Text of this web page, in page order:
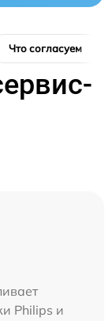
Что согласуем
Philips и